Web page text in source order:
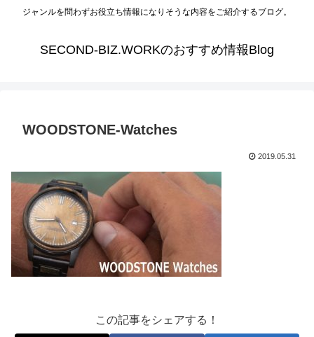
ジャンルを問わずお役立ち情報になりそうな内容をご紹介するブログ。
SECOND-BIZ.WORKのおすすめ情報Blog
WOODSTONE-Watches
2019.05.31
この記事をシェアする！